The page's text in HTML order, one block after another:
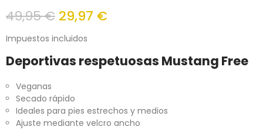
49,95 € 29,97 €
Impuestos incluidos
Deportivas respetuosas Mustang Free
Veganas
Secado rápido
Ideales para pies estrechos y medios
Ajuste mediante velcro ancho